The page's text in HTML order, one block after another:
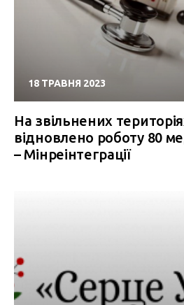
18 ТРАВНЯ 2023
На звільнених
відновлено роботу 80
– Мінреінтеграції